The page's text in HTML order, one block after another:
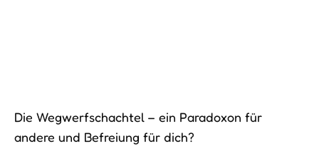
Die Wegwerfschachtel – ein Paradoxon für
andere und Befreiung für dich?